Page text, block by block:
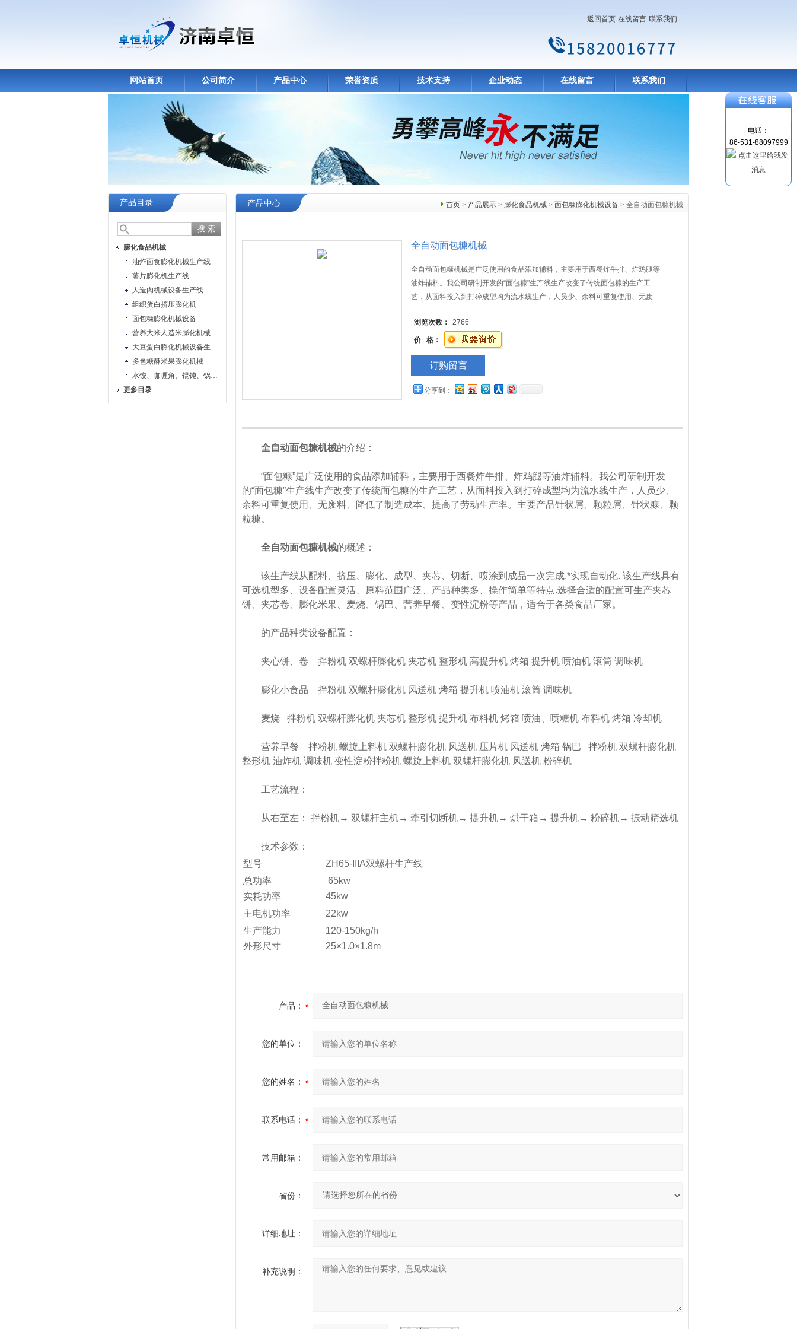
返回首页 在线留言 联系我们
网站首页 公司简介 产品中心 荣誉资质 技术支持 企业动态 在线留言 联系我们
产品目录
膨化食品机械
油炸面食膨化机械生产线
薯片膨化机生产线
人造肉机械设备生产线
组织蛋白挤压膨化机
面包糠膨化机械设备
营养大米人造米膨化机械
大豆蛋白膨化机械设备生产线
多色糖酥米果膨化机械
水饺、咖喱角、馄饨、锅贴机
更多目录
首页 > 产品展示 > 膨化食品机械 > 面包糠膨化机械设备 > 全自动面包糠机械
产品中心
全自动面包糠机械
全自动面包糠机械是广泛使用的食品添加辅料，主要用于西餐炸牛排、炸鸡腿等
油炸辅料。我公司研制开发的“面包糠"生产线生产改变了传统面包糠的生产工
艺，从面料投入到打碎成型均为流水线生产，人员少、余料可重复使用、无废
颗粒糠。
浏览次数： 2766
价 格：
订购留言
分享到：
全自动面包糠机械的介绍：
“面包糠”是广泛使用的食品添加辅料，主要用于西餐炸牛排、炸鸡腿等油炸辅料。我公司研制开发
的“面包糠”生产线生产改变了传统面包糠的生产工艺，从面料投入到打碎成型均为流水线生产，人员少、
余料可重复使用、无废料、降低了制造成本、提高了劳动生产率。主要产品针状屑、颗粒屑、针状糠、颗
粒糠。
全自动面包糠机械的概述：
该生产线从配料、挤压、膨化、成型、夹芯、切断、喷涂到成品一次完成,*实现自动化. 该生产线具有
可选机型多、设备配置灵活、原料范围广泛、产品种类多、操作简单等特点.选择合适的配置可生产夹芯
饼、夹芯卷、膨化米果、麦烧、锅巴、营养早餐、变性淀粉等产品，适合于各类食品厂家。
的产品种类设备配置：
夹心饼、卷 拌粉机 双螺杆膨化机 夹芯机 整形机 高提升机 烤箱 提升机 喷油机 滚筒 调味机
膨化小食品 拌粉机 双螺杆膨化机 风送机 烤箱 提升机 喷油机 滚筒 调味机
麦烧 拌粉机 双螺杆膨化机 夹芯机 整形机 提升机 布料机 烤箱 喷油、喷糖机 布料机 烤箱 冷却机
营养早餐 拌粉机 螺旋上料机 双螺杆膨化机 风送机 压片机 风送机 烤箱 锅巴 拌粉机 双螺杆膨化机
整形机 油炸机 调味机 变性淀粉拌粉机 螺旋上料机 双螺杆膨化机 风送机 粉碎机
工艺流程：
从右至左： 拌粉机→ 双螺杆主机→ 牵引切断机→ 提升机→ 烘干箱→ 提升机→ 粉碎机→ 振动筛选机
技术参数：
型号
ZH65-IIIA双螺杆生产线
总功率
65kw
实耗功率
45kw
主电机功率
22kw
生产能力
120-150kg/h
外形尺寸
25×1.0×1.8m
产品：
您的单位：
您的姓名：
联系电话：
常用邮箱：
省份：
详细地址：
补充说明：
电话：
86-531-88097999